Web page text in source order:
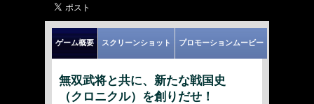
ゲーム概要 スクリーンショット プロモーションムービー
無双武将と共に、新たな戦国史
（クロニクル）を創りだせ！